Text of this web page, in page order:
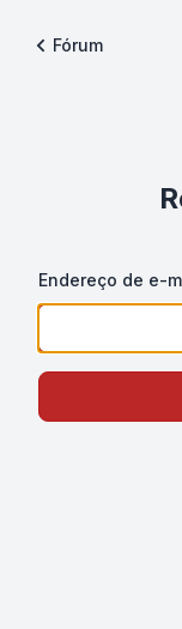
Fórum
Endereço de e-